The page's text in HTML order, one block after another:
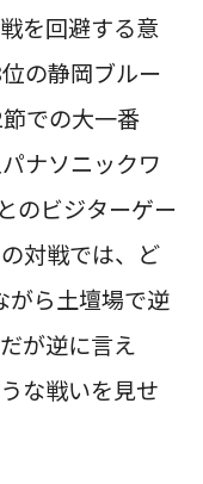
を回避する意
の静岡ブルー
での大一番
ナソニックワ
のビジターゲー
対戦では、ど
がら土壇場で逆
が逆に言え
な戦いを見せ